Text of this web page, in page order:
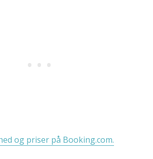
og priser på Booking.com.